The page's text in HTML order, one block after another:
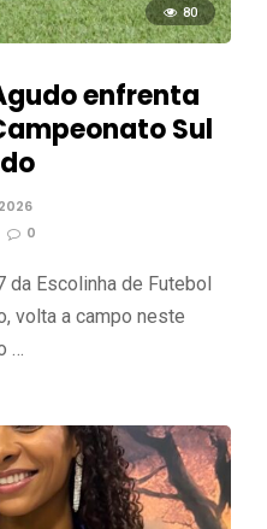
80
enfrenta
Sul
0
Escolinha de Futebol
volta a campo neste
…